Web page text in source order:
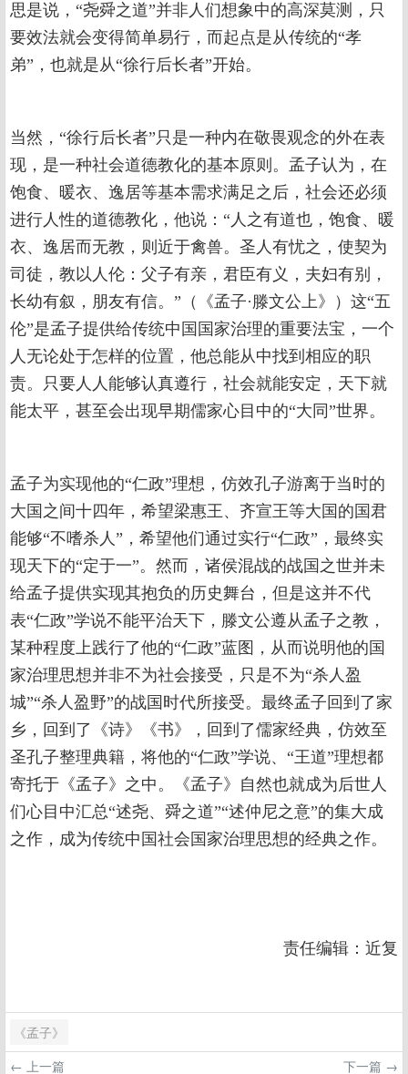
思是说，“尧舜之道”并非人们想象中的高深莫测，只
要效法就会变得简单易行，而起点是从传统的“孝
弟”，也就是从“徐行后长者”开始。
当然，“徐行后长者”只是一种内在敬畏观念的外在表
现，是一种社会道德教化的基本原则。孟子认为，在
饱食、暖衣、逸居等基本需求满足之后，社会还必须
进行人性的道德教化，他说：“人之有道也，饱食、暖
衣、逸居而无教，则近于禽兽。圣人有忧之，使契为
司徒，教以人伦：父子有亲，君臣有义，夫妇有别，
长幼有叙，朋友有信。”（《孟子·滕文公上》）这“五
伦”是孟子提供给传统中国国家治理的重要法宝，一个
人无论处于怎样的位置，他总能从中找到相应的职
责。只要人人能够认真遵行，社会就能安定，天下就
能太平，甚至会出现早期儒家心目中的“大同”世界。
孟子为实现他的“仁政”理想，仿效孔子游离于当时的
大国之间十四年，希望梁惠王、齐宣王等大国的国君
能够“不嗜杀人”，希望他们通过实行“仁政”，最终实
现天下的“定于一”。然而，诸侯混战的战国之世并未
给孟子提供实现其抱负的历史舞台，但是这并不代
表“仁政”学说不能平治天下，滕文公遵从孟子之教，
某种程度上践行了他的“仁政”蓝图，从而说明他的国
家治理思想并非不为社会接受，只是不为“杀人盈
城”“杀人盈野”的战国时代所接受。最终孟子回到了家
乡，回到了《诗》《书》，回到了儒家经典，仿效至
圣孔子整理典籍，将他的“仁政”学说、“王道”理想都
寄托于《孟子》之中。《孟子》自然也就成为后世人
们心目中汇总“述尧、舜之道”“述仲尼之意”的集大成
之作，成为传统中国社会国家治理思想的经典之作。
责任编辑：近复
《孟子》
← 上一篇
下一篇 →